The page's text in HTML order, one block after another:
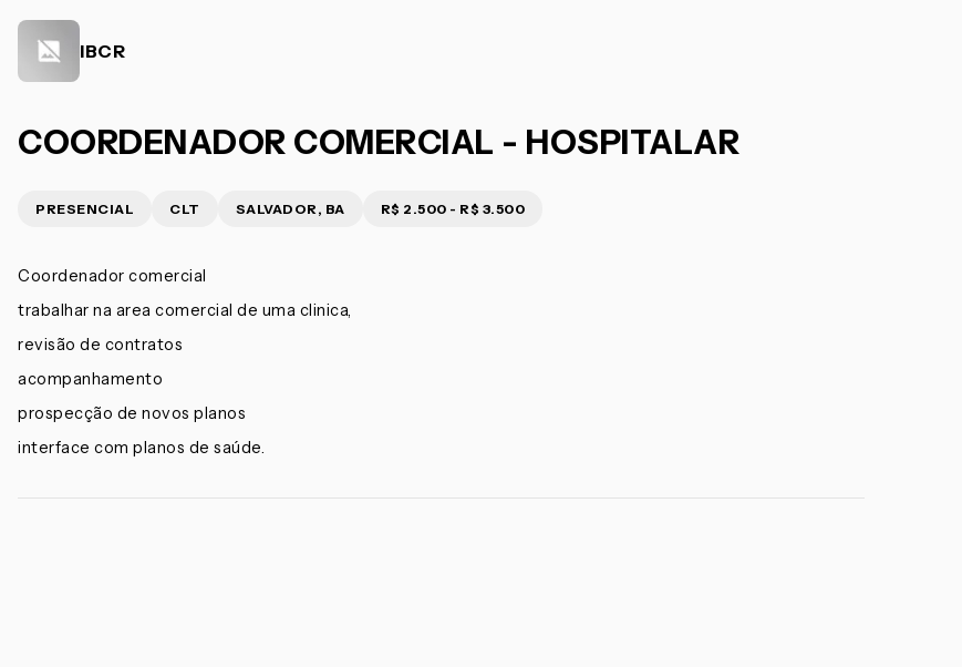
IBCR
COORDENADOR COMERCIAL - HOSPITALAR
PRESENCIAL CLT SALVADOR, BA R$ 2.500 - R$ 3.500
Coordenador comercial
trabalhar na area comercial de uma clinica,
revisão de contratos
acompanhamento
prospecção de novos planos
interface com planos de saúde.